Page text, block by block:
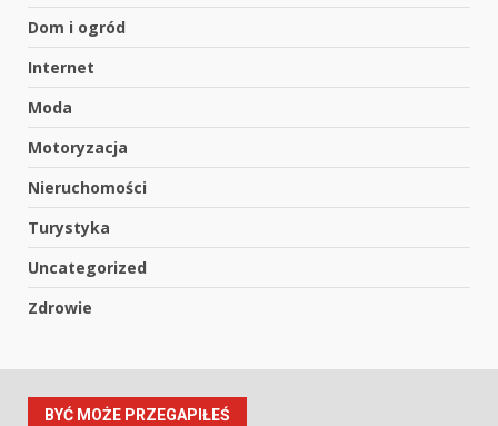
Dom i ogród
Internet
Moda
Motoryzacja
Nieruchomości
Turystyka
Uncategorized
Zdrowie
BYĆ MOŻE PRZEGAPIŁEŚ